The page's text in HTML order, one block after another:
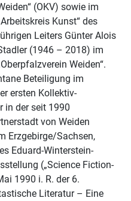
(OKV) sowie im
Kunst“ des
Leiters Günter Alois
(1946 – 2018) im
Weiden“.
Beteiligung im
ersten Kollektiv-
in der seit 1990
von Weiden
Erzgebirge/Sachsen,
Eduard-Winterstein-
(„Science Fiction-
1990 i. R. der 6.
Literatur – Eine